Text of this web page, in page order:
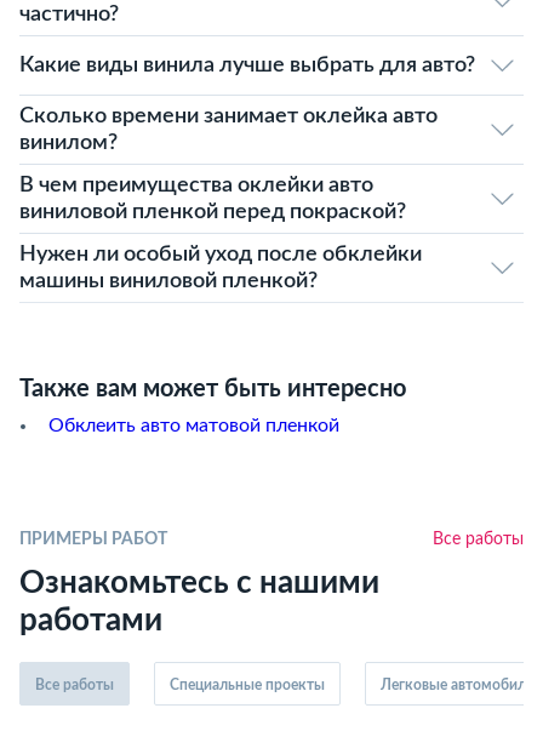
частично?
Какие виды винила лучше выбрать для авто?
Сколько времени занимает оклейка авто
винилом?
В чем преимущества оклейки авто
виниловой пленкой перед покраской?
Нужен ли особый уход после обклейки
машины виниловой пленкой?
Также вам может быть интересно
Обклеить авто матовой пленкой
ПРИМЕРЫ РАБОТ Все работы
Ознакомьтесь с нашими
работами
Все работы Специальные проекты Легковые автомобили